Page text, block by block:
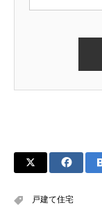
戸建て住宅